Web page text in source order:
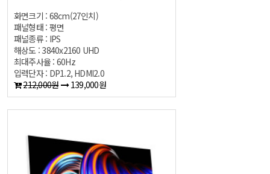
화면크기 : 68cm(27인치)
패널형태 : 평면
패널종류 : IPS
해상도 : 3840x2160 UHD
최대주사율 : 60Hz
입력단자 : DP1.2, HDMI2.0
212,000원
139,000원